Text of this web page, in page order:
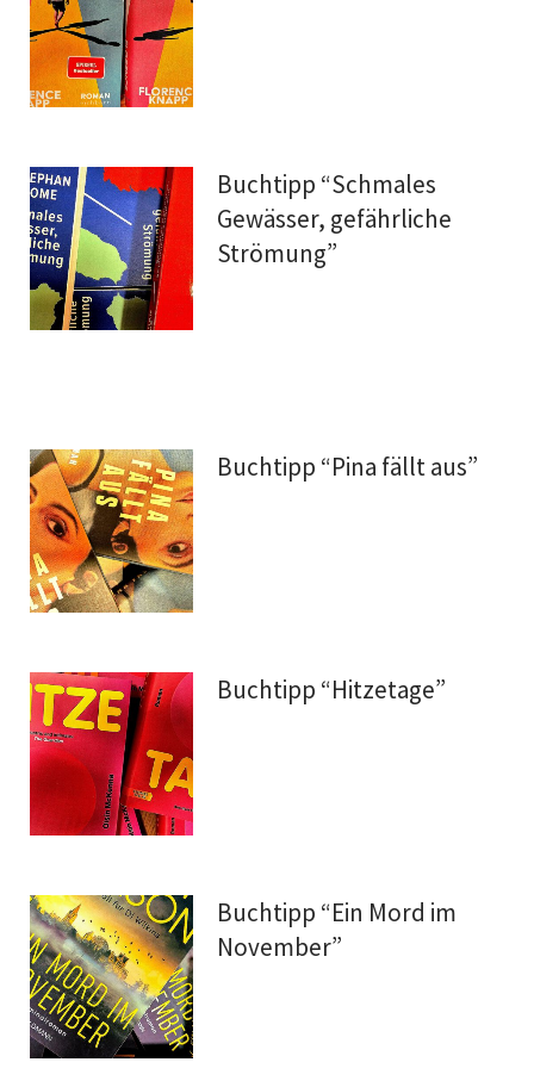
Buchtipp “Schmales
Gewässer, gefährliche
Strömung”
Buchtipp “Pina fällt aus”
Buchtipp “Hitzetage”
Buchtipp “Ein Mord im
November”